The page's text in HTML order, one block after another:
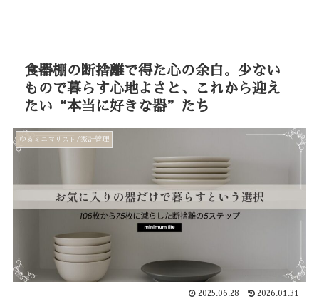
食器棚の断捨離で得た心の余白。少ない
もので暮らす心地よさと、これから迎え
たい“本当に好きな器”たち
ゆるミニマリスト/家計管理
2025.06.28 2026.01.31